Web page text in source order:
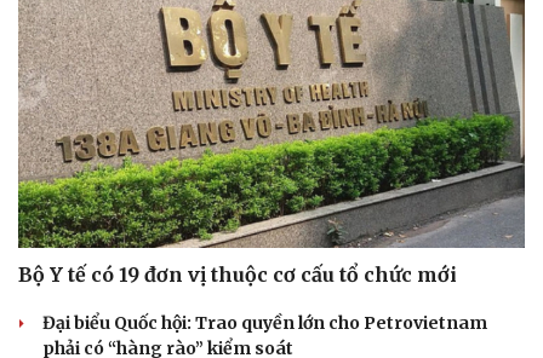
Bộ Y tế có 19 đơn vị thuộc cơ cấu tổ chức mới
Đại biểu Quốc hội: Trao quyền lớn cho Petrovietnam
phải có “hàng rào” kiểm soát